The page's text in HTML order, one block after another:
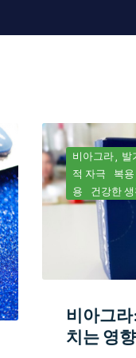
비아그라 발
적 자극
복용
용
건강한
비아그
치는 영향